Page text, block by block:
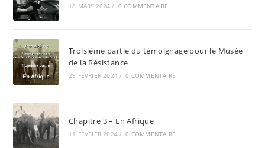
18 MARS 2024 / 0 COMMENTAIRE
Troisième partie du témoignage pour le Musée
de la Résistance
29 FÉVRIER 2024 / 0 COMMENTAIRE
Chapitre 3 – En Afrique
11 FÉVRIER 2024 / 0 COMMENTAIRE